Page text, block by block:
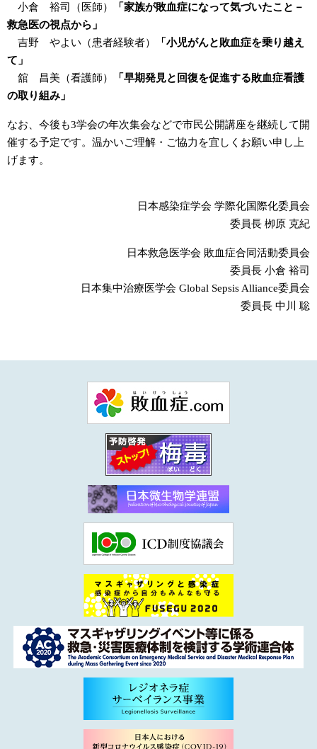
小倉 裕司（医師）
「家族が敗血症になって気づいたこと－
救急医の視点から」
吉野 やよい（患者経験者）
「小児がんと敗血症を乗り越え
て」
舘 昌美（看護師）
「早期発見と回復を促進する敗血症看護
の取り組み」
なお、今後も3学会の年次集会などで市民公開講座を継続して開
催する予定です。温かいご理解・ご協力を宜しくお願い申し上
げます。
日本感染症学会 学際化国際化委員会
委員長 栁原 克紀
日本救急医学会 敗血症合同活動委員会
委員長 小倉 裕司
日本集中治療医学会 Global Sepsis Alliance委員会
委員長 中川 聡